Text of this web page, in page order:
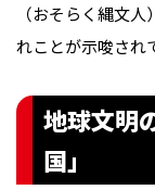
（おそらく縄文
れことが示唆され
地球文明
国」